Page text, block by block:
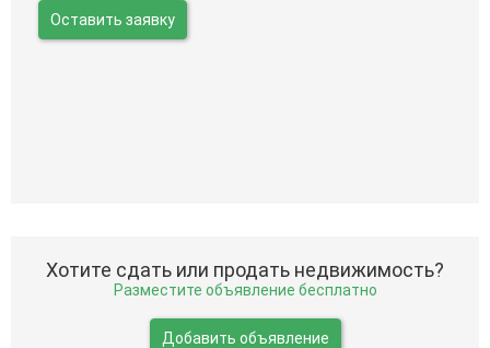
Оставить заявку
Хотите сдать или продать недвижимость?
Разместите объявление бесплатно
Добавить объявление